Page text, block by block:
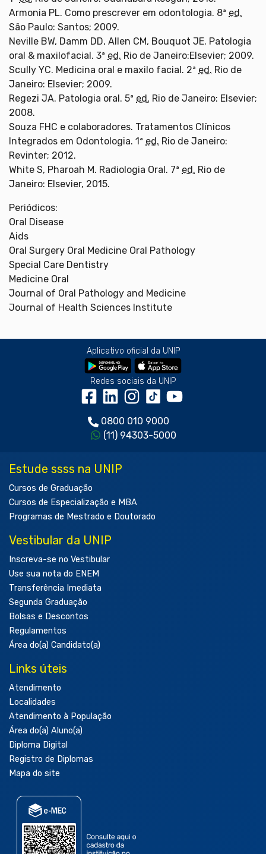
Armonia PL. Como prescrever em odontologia. 8ª ed.
São Paulo: Santos; 2009.
Neville BW, Damm DD, Allen CM, Bouquot JE. Patologia
oral & maxilofacial. 3ª ed. Rio de Janeiro:Elsevier; 2009.
Scully YC. Medicina oral e maxilo facial. 2ª ed. Rio de
Janeiro: Elsevier; 2009.
Regezi JA. Patologia oral. 5ª ed. Rio de Janeiro: Elsevier;
2008.
Souza FHC e colaboradores. Tratamentos Clínicos
Integrados em Odontologia. 1ª ed. Rio de Janeiro:
Revinter; 2012.
White S, Pharoah M. Radiologia Oral. 7ª ed. Rio de
Janeiro: Elsevier, 2015.
Periódicos:
Oral Disease
Aids
Oral Surgery Oral Medicine Oral Pathology
Special Care Dentistry
Medicine Oral
Journal of Oral Pathology and Medicine
Journal of Health Sciences Institute
Aplicativo oficial da UNIP
Redes sociais da UNIP
0800 010 9000
(11) 94303-5000
Estude ssss na UNIP
Cursos de Graduação
Cursos de Especialização e MBA
Programas de Mestrado e Doutorado
Vestibular da UNIP
Inscreva-se no Vestibular
Use sua nota do ENEM
Transferência Imediata
Segunda Graduação
Bolsas e Descontos
Regulamentos
Área do(a) Candidato(a)
Links úteis
Atendimento
Localidades
Atendimento à População
Área do(a) Aluno(a)
Diploma Digital
Registro de Diplomas
Mapa do site